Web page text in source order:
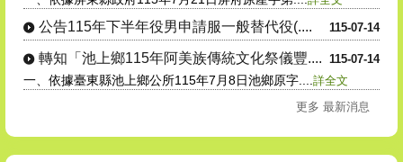
115-07-14
公告115年下半年役男申請服一般替代役(....
115-07-14
轉知「池上鄉115年阿美族傳統文化祭儀豐....
一、依據臺東縣池上鄉公所115年7月8日池鄉原字.... 詳全文
更多 最新消息